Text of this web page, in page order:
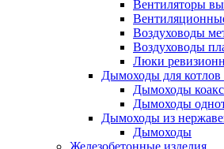
Вентиляторы
Воздуховоды
Воздуховоды
Люки
Дымоходы для котлов
Дымоходы
Дымоходы
Дымоходы из
Дымоходы
Железобетонные изделия